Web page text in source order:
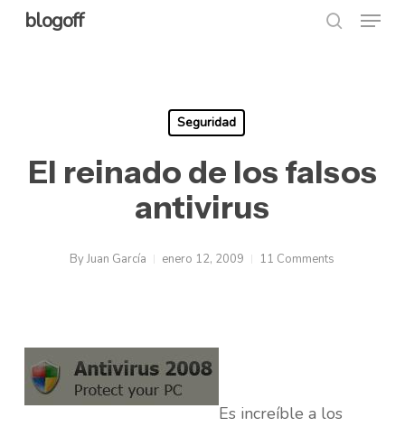
Skipblogoff Menu
Seguridad
El reinado de los falsos
antivirus
ByJuan García enero 12, 2009 11 Comments
Es increíble a los